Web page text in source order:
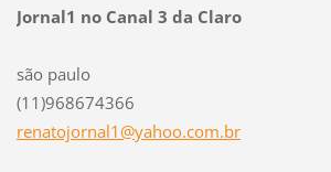
Jornal1 no Canal 3 da Claro
são paulo
(11)968674366
renatojornal1@yahoo.com.br